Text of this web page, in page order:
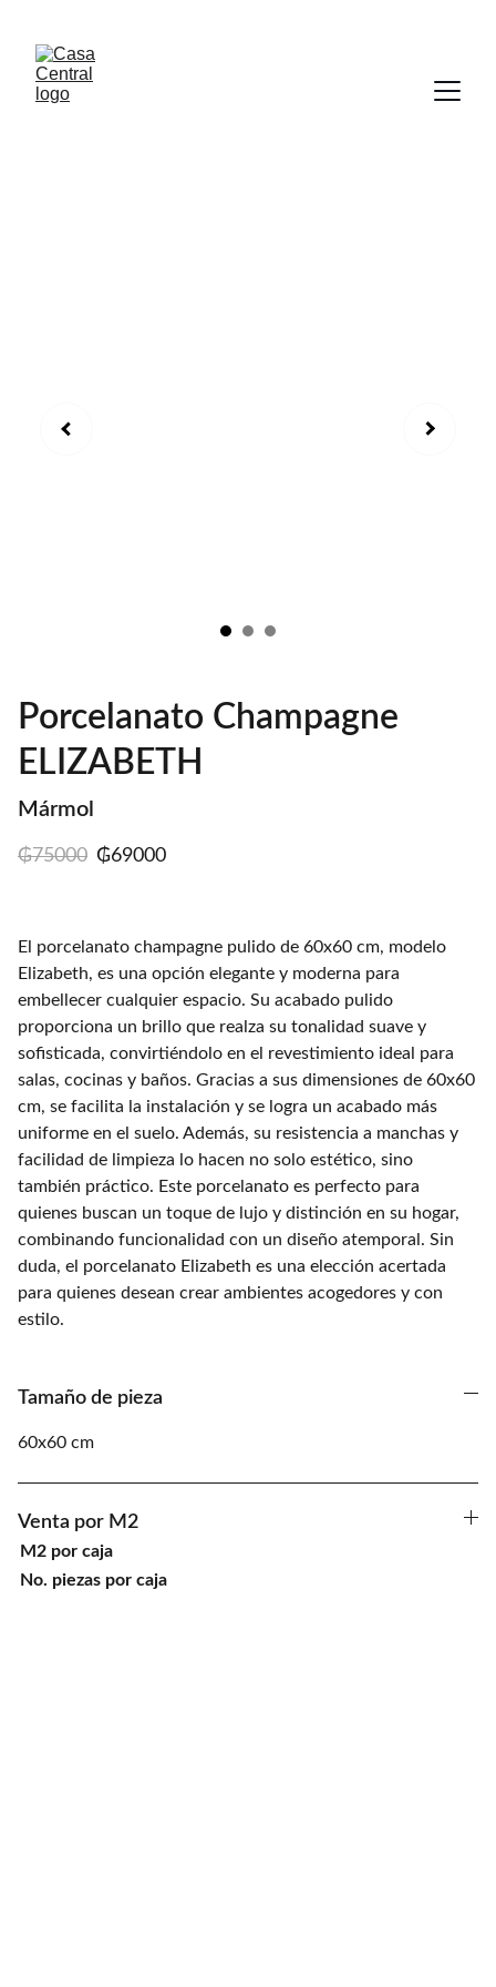
Porcelanato Champagne
ELIZABETH
Mármol
₲75000 ₲69000
El porcelanato champagne pulido de 60x60 cm, modelo
Elizabeth, es una opción elegante y moderna para
embellecer cualquier espacio. Su acabado pulido
proporciona un brillo que realza su tonalidad suave y
sofisticada, convirtiéndolo en el revestimiento ideal para
salas, cocinas y baños. Gracias a sus dimensiones de 60x60
cm, se facilita la instalación y se logra un acabado más
uniforme en el suelo. Además, su resistencia a manchas y
facilidad de limpieza lo hacen no solo estético, sino
también práctico. Este porcelanato es perfecto para
quienes buscan un toque de lujo y distinción en su hogar,
combinando funcionalidad con un diseño atemporal. Sin
duda, el porcelanato Elizabeth es una elección acertada
para quienes desean crear ambientes acogedores y con
estilo.
Tamaño de pieza
60x60 cm
Venta por M2
M2 por caja
No. piezas por caja